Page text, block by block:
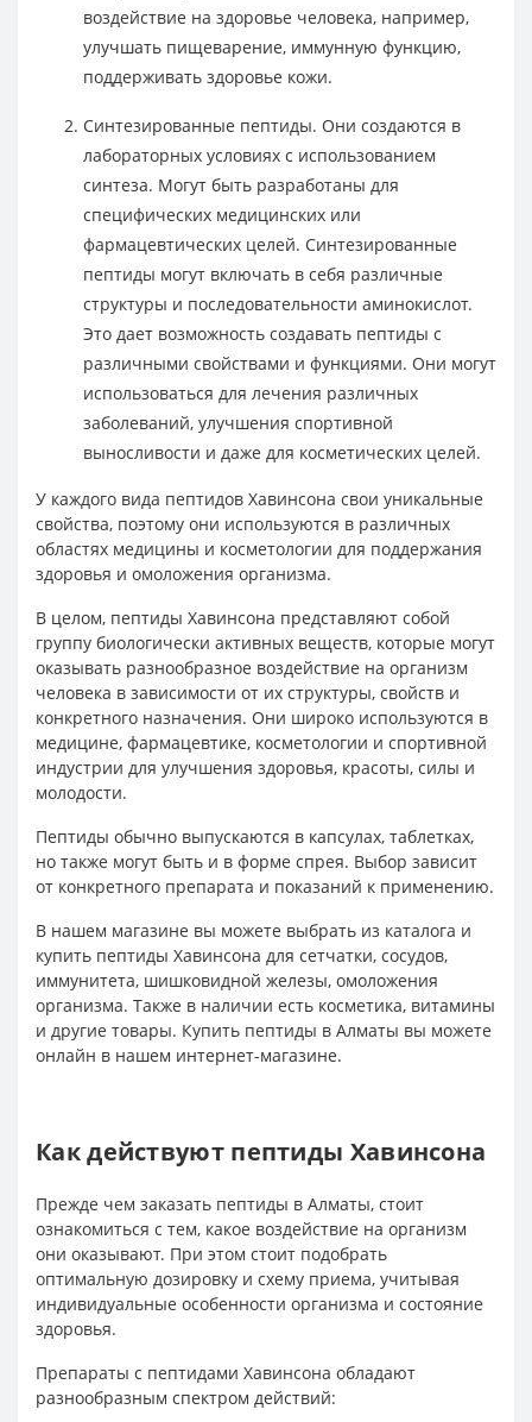
воздействие на здоровье человека, например,
улучшать пищеварение, иммунную функцию,
поддерживать здоровье кожи.
Синтезированные пептиды. Они создаются в
лабораторных условиях с использованием
синтеза. Могут быть разработаны для
специфических медицинских или
фармацевтических целей. Синтезированные
пептиды могут включать в себя различные
структуры и последовательности аминокислот.
Это дает возможность создавать пептиды с
различными свойствами и функциями. Они могут
использоваться для лечения различных
заболеваний, улучшения спортивной
выносливости и даже для косметических целей.
У каждого вида пептидов Хавинсона свои уникальные
свойства, поэтому они используются в различных
областях медицины и косметологии для поддержания
здоровья и омоложения организма.
В целом, пептиды Хавинсона представляют собой
группу биологически активных веществ, которые могут
оказывать разнообразное воздействие на организм
человека в зависимости от их структуры, свойств и
конкретного назначения. Они широко используются в
медицине, фармацевтике, косметологии и спортивной
индустрии для улучшения здоровья, красоты, силы и
молодости.
Пептиды обычно выпускаются в капсулах, таблетках,
но также могут быть и в форме спрея. Выбор зависит
от конкретного препарата и показаний к применению.
В нашем магазине вы можете выбрать из каталога и
купить пептиды Хавинсона для сетчатки, сосудов,
иммунитета, шишковидной железы, омоложения
организма. Также в наличии есть косметика, витамины
и другие товары. Купить пептиды в Алматы вы можете
онлайн в нашем интернет-магазине.
Как действуют пептиды Хавинсона
Прежде чем заказать пептиды в Алматы, стоит
ознакомиться с тем, какое воздействие на организм
они оказывают. При этом стоит подобрать
оптимальную дозировку и схему приема, учитывая
индивидуальные особенности организма и состояние
здоровья.
Препараты с пептидами Хавинсона обладают
разнообразным спектром действий: